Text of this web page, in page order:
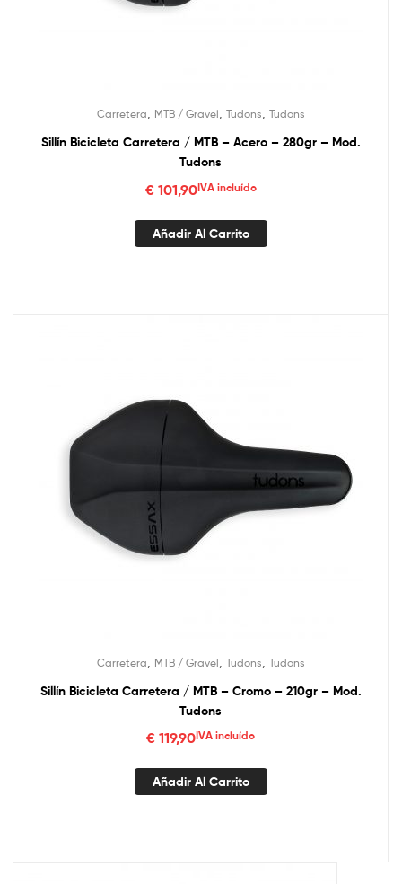
Carretera MTB / Gravel Tudons Tudons
Sillín Bicicleta Carretera / MTB – Acero – 280gr – Mod.
Tudons
€101,90IVA incluído
Añadir Al Carrito
Carretera MTB / Gravel Tudons Tudons
Sillín Bicicleta Carretera / MTB – Cromo – 210gr – Mod.
Tudons
€ 119,90IVA incluído
Añadir Al Carrito